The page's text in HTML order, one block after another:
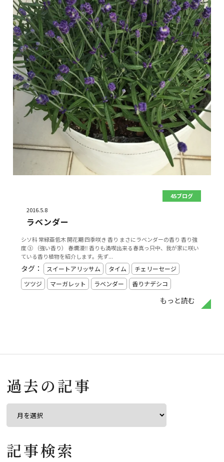
45ブログ
2016.5.8
ラベンダー
シソ科 常緑亜低木 開花期 四季咲き 香り まさにラベンダーの香り 香り強
度 ③ （強い香り） 春爛漫‼️ 香りも満喫出来る春真っ只中、我が家に咲い
ている香り植物を紹介します。先ず...
もっと読む
タグ： スイートアリッサム タイム
チェリーセージ
ツツジ
マーガレット ラベンダー 香りナデシコ
過去の記事
記事検索